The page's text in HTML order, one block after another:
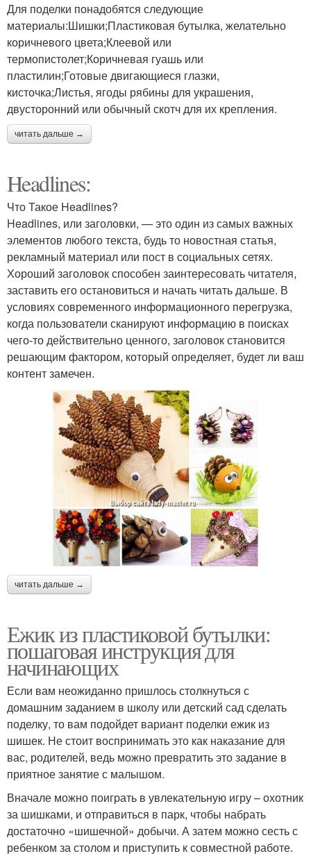
Для поделки понадобятся следующие
материалы:Шишки;Пластиковая бутылка, желательно
коричневого цвета;Клеевой или
термопистолет;Коричневая гуашь или
пластилин;Готовые двигающиеся глазки,
кисточка;Листья, ягоды рябины для украшения,
двусторонний или обычный скотч для их крепления.
читать дальше →
Headlines:
Что Такое Headlines?
Headlines, или заголовки, — это один из самых важных
элементов любого текста, будь то новостная статья,
рекламный материал или пост в социальных сетях.
Хороший заголовок способен заинтересовать читателя,
заставить его остановиться и начать читать дальше. В
условиях современного информационного перегрузка,
когда пользователи сканируют информацию в поисках
чего-то действительно ценного, заголовок становится
решающим фактором, который определяет, будет ли ваш
контент замечен.
читать дальше →
Ежик из пластиковой бутылки:
пошаговая инструкция для
начинающих
Если вам неожиданно пришлось столкнуться с
домашним заданием в школу или детский сад сделать
поделку, то вам подойдет вариант поделки ежик из
шишек. Не стоит воспринимать это как наказание для
вас, родителей, ведь можно превратить это задание в
приятное занятие с малышом.
Вначале можно поиграть в увлекательную игру – охотник
за шишками, и отправиться в парк, чтобы набрать
достаточно «шишечной» добычи. А затем можно сесть с
ребенком за столом и приступить к совместной работе.